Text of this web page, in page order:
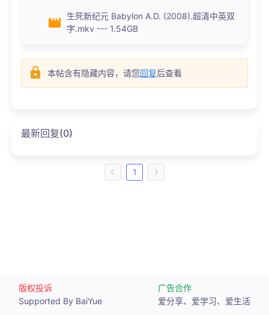
生死新纪元 Babylon A.D. (2008).超清中英双
字.mkv --- 1.54GB
本帖含有隐藏内容，请您回复后查看
最新回复(0)
1
版权投诉
Supported By BaiYue
广告合作
爱分享、爱学习、爱生活